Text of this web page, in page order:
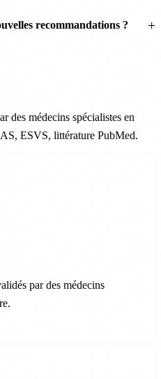
recommandations ?
des médecins spécialistes en
ESVS, littérature PubMed.
par des médecins